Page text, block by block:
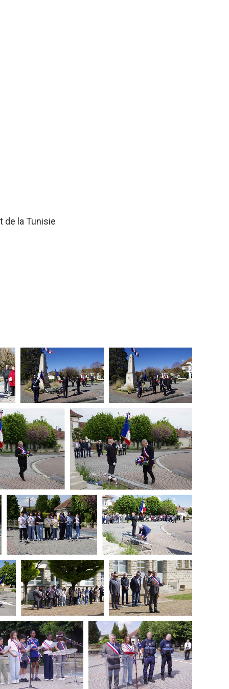
de la Tunisie